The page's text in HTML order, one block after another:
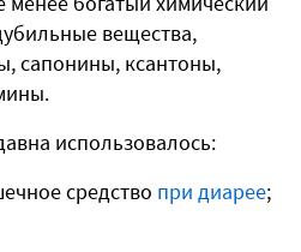
вещества,
сапонины, ксантоны,
использовалось:
средство при диарее;